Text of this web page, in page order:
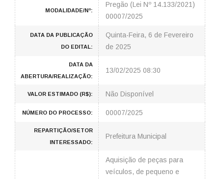
MODALIDADE/Nº:
Pregão (Lei Nº 14.133/2021)
00007/2025
DATA DA PUBLICAÇÃO
DO EDITAL:
Quinta-Feira, 6 de Fevereiro
de 2025
DATA DA
ABERTURA/REALIZAÇÃO:
13/02/2025 08:30
VALOR ESTIMADO (R$): Não Disponível
NÚMERO DO PROCESSO: 00007/2025
REPARTIÇÃO/SETOR
INTERESSADO:
Prefeitura Municipal
Aquisição de peças para
veículos, de pequeno e